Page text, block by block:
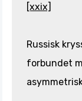
[xxix]
Russisk
forbundet